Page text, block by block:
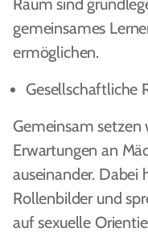
Raum sind
gemeinsames
ermöglichen.
Gesellschaftliche
Gemeinsam
Erwartungen an
auseinander.
Rollenbilder und
auf sexuelle